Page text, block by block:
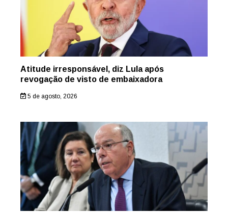
Atitude irresponsável, diz Lula após
revogação de visto de embaixadora
5 de agosto, 2026